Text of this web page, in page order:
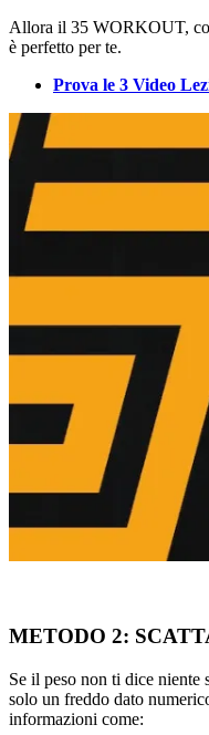
Allora il 35 WORKOUT,
è perfetto per te.
Prova le 3 Video
METODO 2:
Se il peso non ti dice niente
solo un freddo dato
informazioni come: